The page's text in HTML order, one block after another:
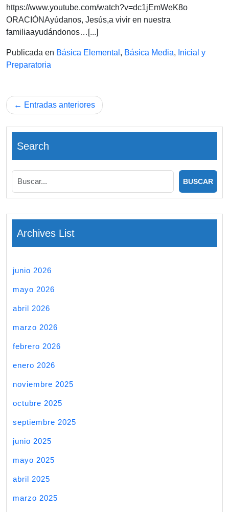
de
2024
https://www.youtube.com/watch?v=dc1jEmWeK8o
ORACIÓNAyúdanos, Jesús,a vivir en nuestra
familiaayudándonos…[...]
Publicada en Básica Elemental , Básica Media, Inicial y
Preparatoria
Navegación
de
entradas
Entradas anteriores
Search
Archives List
junio 2026
mayo 2026
abril 2026
marzo 2026
febrero 2026
enero 2026
noviembre 2025
octubre 2025
septiembre 2025
junio 2025
mayo 2025
abril 2025
marzo 2025